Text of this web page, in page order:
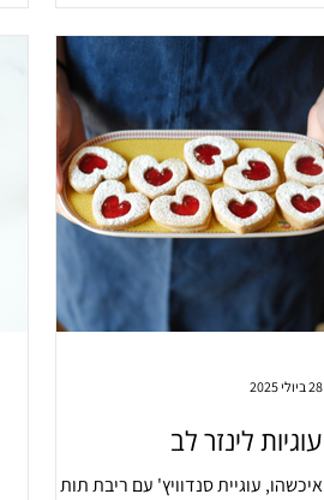
עוגיות לינזר לב
איכשהו, עוגיית סנדוויץ' עם ריבת תות
28 ביולי 2025